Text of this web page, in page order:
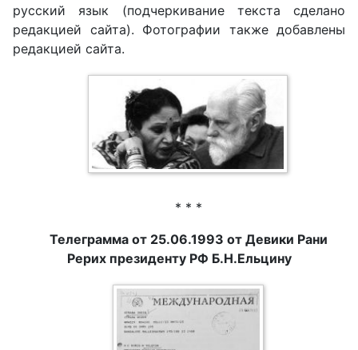
русский язык (подчеркивание текста сделано
редакцией сайта). Фотографии также добавлены
редакцией сайта.
* * *
Телеграмма от 25.06.1993 от Девики Рани
Рерих президенту РФ Б.Н.Ельцину